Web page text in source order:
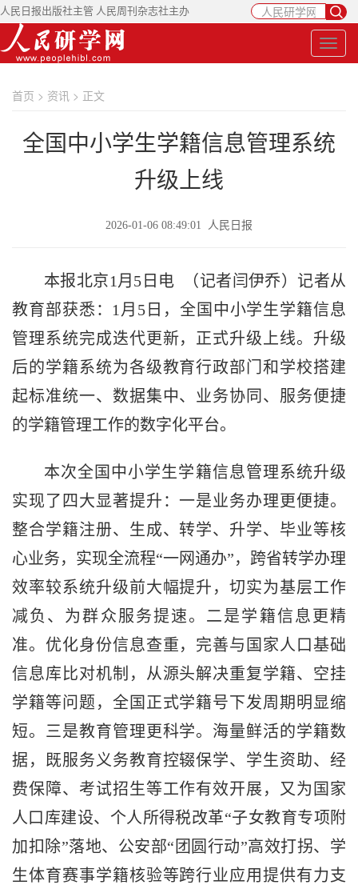
人民日报出版社主管 人民周刊杂志社主办
首页 > 资讯 > 正文
全国中小学生学籍信息管理系统
升级上线
2026-01-06 08:49:01 人民日报
本报北京1月5日电 （记者闫伊乔）记者从
教育部获悉：1月5日，全国中小学生学籍信息
管理系统完成迭代更新，正式升级上线。升级
后的学籍系统为各级教育行政部门和学校搭建
起标准统一、数据集中、业务协同、服务便捷
的学籍管理工作的数字化平台。
本次全国中小学生学籍信息管理系统升级
实现了四大显著提升：一是业务办理更便捷。
整合学籍注册、生成、转学、升学、毕业等核
心业务，实现全流程“一网通办”，跨省转学办理
效率较系统升级前大幅提升，切实为基层工作
减负、为群众服务提速。二是学籍信息更精
准。优化身份信息查重，完善与国家人口基础
信息库比对机制，从源头解决重复学籍、空挂
学籍等问题，全国正式学籍号下发周期明显缩
短。三是教育管理更科学。海量鲜活的学籍数
据，既服务义务教育控辍保学、学生资助、经
费保障、考试招生等工作有效开展，又为国家
人口库建设、个人所得税改革“子女教育专项附
加扣除”落地、公安部“团圆行动”高效打拐、学
生体育赛事学籍核验等跨行业应用提供有力支